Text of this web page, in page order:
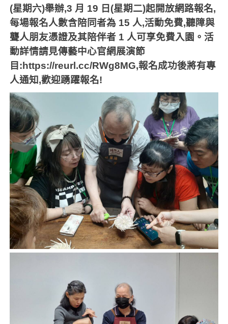
(星期六)舉辦,3 月 19 日 (星期二)起開放網路報名,
每場報名人數含陪同者為 15 人,活動免費,聽障與
聾人朋友憑證及其陪伴者 1 人可享免費入園。活
動詳情請見傳藝中心官網展演節
目 :https://reurl.cc/RWg8MG,報名成功後將有專
人通知,歡迎踴躍報名!